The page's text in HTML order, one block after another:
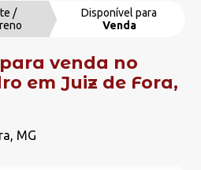
/
Disponível para
Venda
venda no
em Juiz de Fora,
MG